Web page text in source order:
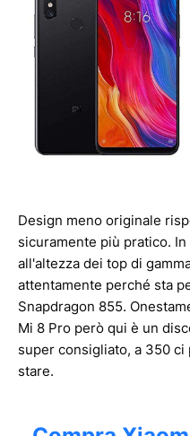
Design meno originale
sicuramente più pratico.
all'altezza dei top di
attentamente perché sta
Snapdragon 855.
Mi 8 Pro però qui è un
super consigliato, a 350
stare.